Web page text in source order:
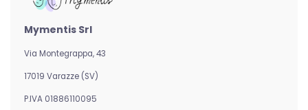
Mymentis Srl
Via Montegrappa, 43
17019 Varazze (SV)
P.IVA 01886110095